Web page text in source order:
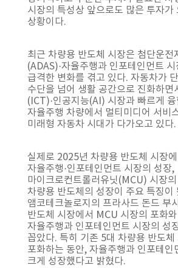
시장의 특성상 앞으로도 많은 투자가
상황이다.
최근 차량용 반도체 시장은 첨단운전
(ADAS)·자율주행과 인포테인먼트
급격한 변화를 겪고 있다. 자동차가
수단을 넘어 생활 공간으로 진화하면
(ICT)·인공지능(AI) 시장과 빠르게
자율주행 차량에서 멀티미디어 서비
미래형 자동차 시대가 다가오고 있다.
실제로 2025년 차량용 반도체 시장에
자율주행·인포테인먼트 시장의 성장,
마이크로컨트롤러유닛(MCU) 시장
차량용 반도체의 성장이 주요 특징이
앰코테크놀로지의 프라사드 돈드 부
반도체 시장에서 MCU 시장의 포화와
자율주행과 인포테인먼트 시장의 성
꼽았다. 특히 기존 5대 차량용 반도체
포화하는 동안, 자율주행과 인포테인
크게 성장했다고 밝혔다.